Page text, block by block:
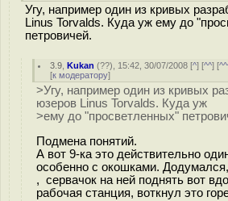
Угу, например один из кривых
Linus Torvalds. Куда уж ему до
петровичей.
3.9 ,Kukan (??), 15:42, 30/07/2008 [^] [^^] [
[к модератору]
>Угу, например один из кривых
юзеров Linus Torvalds. Куда уж
>ему до "просветленных"
Подмена понятий.
А вот 9-ка это действительно
особенно с окошками.
, сервачок на ней поднять вот
рабочая станция, воткнул это